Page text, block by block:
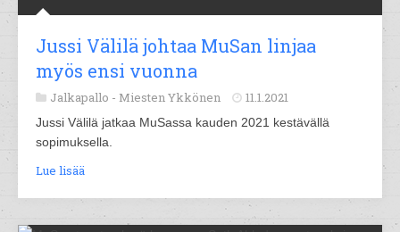
Jussi Välilä johtaa MuSan linjaa
myös ensi vuonna
Jalkapallo - Miesten Ykkönen 11.1.2021
Jussi Välilä jatkaa MuSassa kauden 2021 kestävällä
sopimuksella.
Lue lisää